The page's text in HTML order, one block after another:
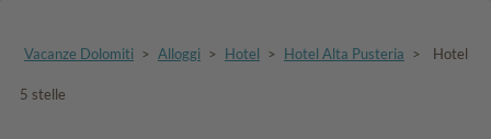
Vacanze Dolomiti > Alloggi > Hotel > Hotel Alta Pusteria > Hotel
5 stelle